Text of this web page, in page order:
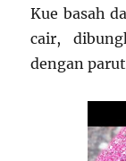
Kue basah
cair,
dengan